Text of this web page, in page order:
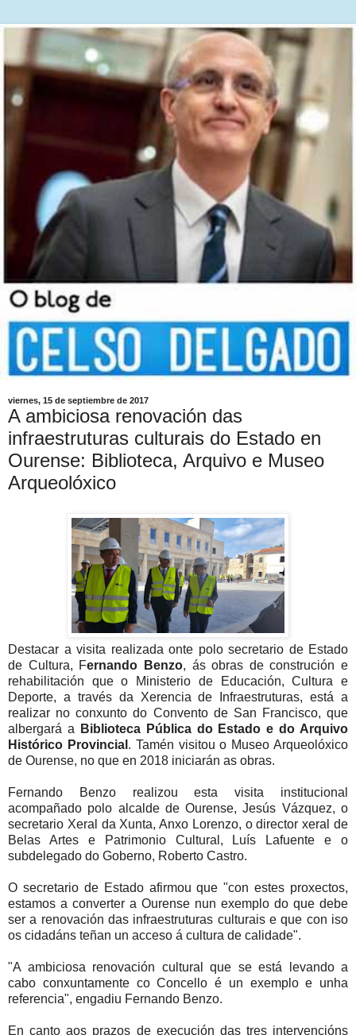
viernes, 15 de septiembre de 2017
A ambiciosa renovación das
infraestruturas culturais do Estado en
Ourense: Biblioteca, Arquivo e Museo
Arqueolóxico
Destacar a visita realizada onte polo secretario de Estado
de Cultura, Fernando Benzo, ás obras de construción e
rehabilitación que o Ministerio de Educación, Cultura e
Deporte, a través da Xerencia de Infraestruturas, está a
realizar no conxunto do Convento de San Francisco, que
albergará a
Biblioteca Pública do Estado e do Arquivo
Histórico Provincial . Tamén visitou o Museo Arqueolóxico
de Ourense, no que en 2018 iniciarán as obras.
Fernando Benzo realizou esta visita institucional
acompañado polo alcalde de Ourense, Jesús Vázquez, o
secretario Xeral da Xunta, Anxo Lorenzo, o director xeral de
Belas Artes e Patrimonio Cultural, Luís Lafuente e o
subdelegado do Goberno, Roberto Castro.
O secretario de Estado afirmou que "con estes proxectos,
estamos a converter a Ourense nun exemplo do que debe
ser a renovación das infraestruturas culturais e que con iso
os cidadáns teñan un acceso á cultura de calidade".
"A ambiciosa renovación cultural que se está levando a
cabo conxuntamente co Concello é un exemplo e unha
referencia", engadiu Fernando Benzo.
En canto aos prazos de execución das tres intervencións